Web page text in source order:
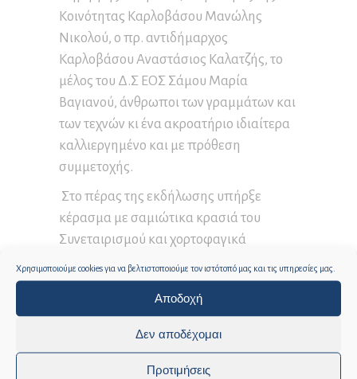
Χρησιμοποιούμε cookies για να βελτιστοποιούμε τον ιστότοπό μας και τις υπηρεσίες μας.
Αποδοχή
Δεν αποδέχομαι
Προτιμήσεις
Κοινότητας Καρλοβάσου Μανώλης
Νικολού, ο πρ. αντιδήμαρχος
Καρλοβάσου Αναστάσιος Καλατζής, το
μέλος του Δ.Σ ΕΟΣ Σάμου Μαρία
Βαγιανού, άνθρωποι των γραμμάτων και
των τεχνών κι ένα ακροατήριο ιδιαίτερα
καλλιεργημένο και με πρόθεση
συμμετοχής.
Στο πέρας της εκδήλωσης υπήρξε
κέρασμα με σαμιώτικα κρασιά του
Συνεταιρισμού και χορτοφαγικά
μεζεδάκια που έγιναν ανάρπαστα.